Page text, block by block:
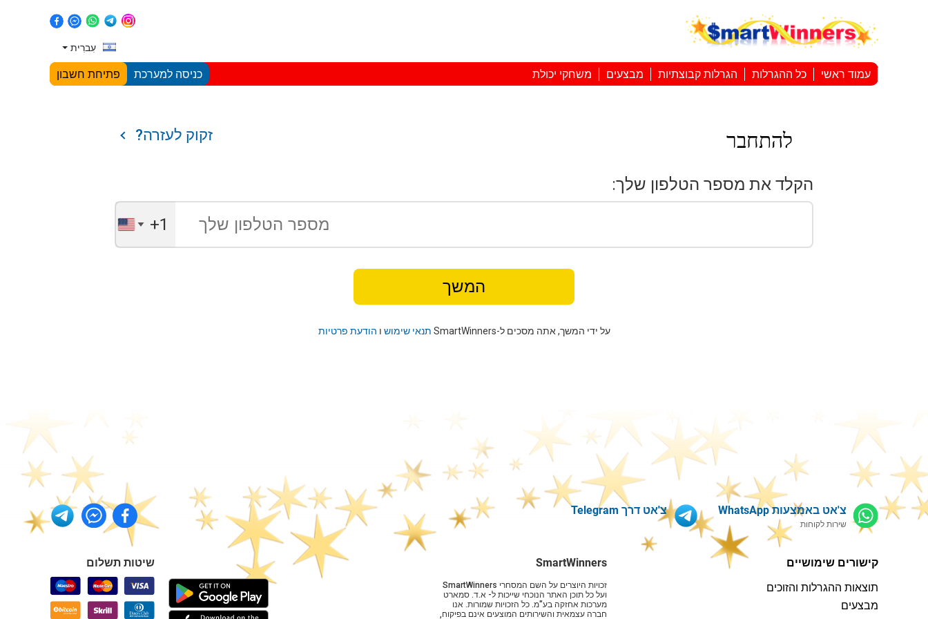
עִברִית
עמוד ראשי כל ההגרלות הגרלות קבוצתיות מבצעים משחקי יכולת כניסה למערכת פתיחת חשבון
להתחבר זקוק לעזרה?
הקלד את מספר הטלפון שלך:
United
States
+1
המשך
על ידי המשך, אתה מסכים ל-SmartWinners תנאי שימוש ו הודעת פרטיות
צ'אט באמצעות WhatsApp
שירות לקוחות
צ'אט דרך Telegram
קישורים שימושיים
תוצאות ההגרלות והזוכים
מבצעים
SmartWinners
זכויות היוצרים על השם המסחרי SmartWinners
ועל כל תוכן האתר הנוכחי שייכות ל- א.ד. סמארט
מערכות אחזקה בע"מ. כל הזכויות שמורות. אנו
חברה עצמאית והשירותים המוצעים אינם בפיקוח,
שיטות תשלום